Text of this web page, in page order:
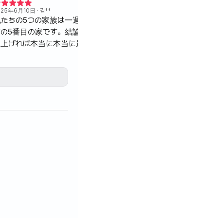
年6月10日 · 김**
ちの5つの家族は一週間暮ら
5番目の家です。結論から申
げれば本当に本当に最高の
むことができる場所に子供た
気.. 何一つ抜けないありがた